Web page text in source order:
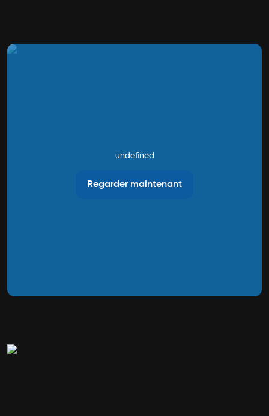
undefined
Regarder maintenant